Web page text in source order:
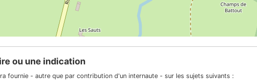
ou une indication
fournie - autre que par contribution d'un internaute - sur les sujets suivants :